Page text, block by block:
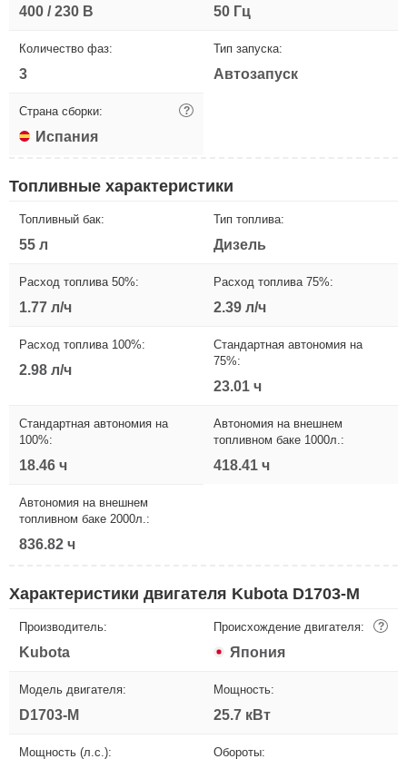
400 / 230 В 50 Гц
Количество фаз:
3
Тип запуска:
Автозапуск
Страна сборки: ?
Испания
Топливные характеристики
Топливный бак:
55 л
Тип топлива:
Дизель
Расход топлива 50%:
1.77 л/ч
Расход топлива 75%:
2.39 л/ч
Расход топлива 100%:
2.98 л/ч
Стандартная автономия на
75%:
23.01 ч
Стандартная автономия на
100%:
18.46 ч
Автономия на внешнем
топливном баке 1000л.:
418.41 ч
Автономия на внешнем
топливном баке 2000л.:
836.82 ч
Характеристики двигателя Kubota D1703-M
Производитель:
Kubota
Происхождение двигателя: ?
Япония
Модель двигателя:
D1703-M
Мощность:
25.7 кВт
Мощность (л.с.): Обороты: